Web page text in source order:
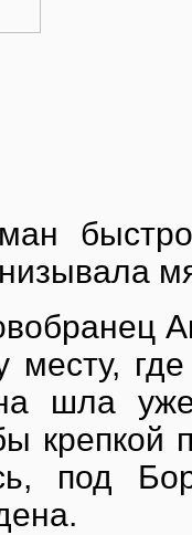
месту,
шла
крепкой
под